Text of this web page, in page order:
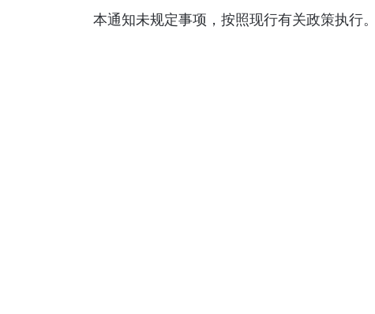
本通知未规定事项，按照现行有关政策执行。